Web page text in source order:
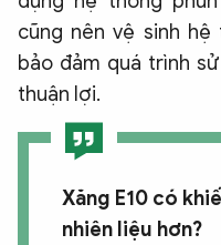
cũng nên vệ sinh
bảo đảm quá trình
thuận lợi.
Xăng E10 có
nhiên liệu hơn?